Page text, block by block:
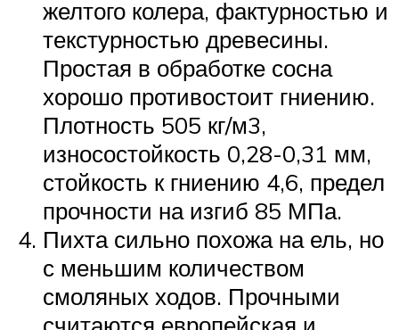
желтого колера, фактурностью и
текстурностью древесины.
Простая в обработке сосна
хорошо противостоит гниению.
Плотность 505 кг/м3,
износостойкость 0,28-0,31 мм,
стойкость к гниению 4,6, предел
прочности на изгиб 85 МПа.
Пихта сильно похожа на ель, но
с меньшим количеством
смоляных ходов. Прочными